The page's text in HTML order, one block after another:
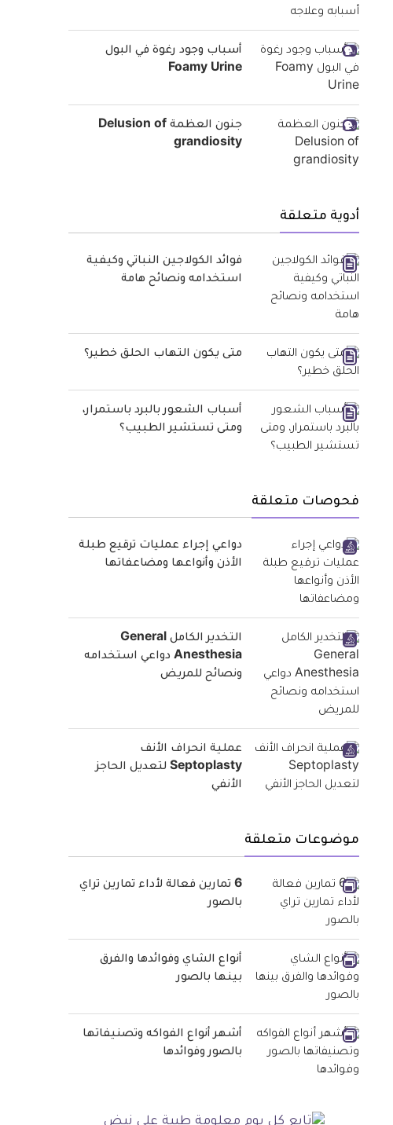
أسباب وجود رغوة في البول
Foamy Urine
جنون العظمة Delusion of
grandiosity
أدوية متعلقة
فوائد الكولاجين النباتي وكيفية
استخدامه ونصائح هامة
متى يكون التهاب الحلق خطير؟
أسباب الشعور بالبرد باستمرار،
ومتى تستشير الطبيب؟
فحوصات متعلقة
دواعي إجراء عمليات ترقيع طبلة
الأذن وأنواعها ومضاعفاتها
التخدير الكامل General
Anesthesia دواعي استخدامه
ونصائح للمريض
عملية انحراف الأنف
Septoplasty لتعديل الحاجز
الأنفي
موضوعات متعلقة
6 تمارين فعالة لأداء تمارين تراي
بالصور
أنواع الشاي وفوائدها والفرق
بينها بالصور
أشهر أنواع الفواكه وتصنيفاتها
بالصور وفوائدها